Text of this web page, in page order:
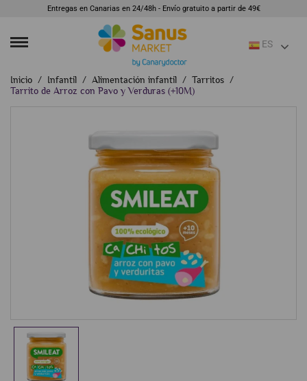
Entregas en Canarias en 24/48h - Envío gratuito a partir de 49€
ES
Inicio Infantil Alimentación infantil
Tarritos
Tarrito de Arroz con Pavo y Verduras (+10M)